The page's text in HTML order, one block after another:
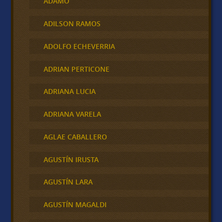
ADILSON RAMOS
ADOLFO ECHEVERRIA
ADRIAN PERTICONE
ADRIANA LUCIA
ADRIANA VARELA
AGLAE CABALLERO
AGUSTÍN IRUSTA
AGUSTÍN LARA
AGUSTÍN MAGALDI